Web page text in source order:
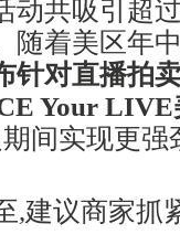
动共吸引超
着美区年
针对直播拍
Your
间实现更
建议商家抓